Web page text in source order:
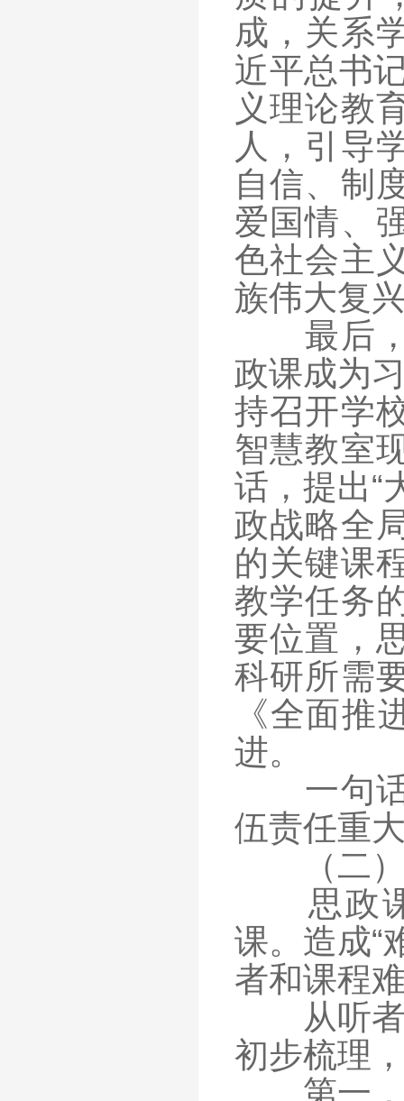
成，关系
近平总书
义理论教
人，引导
自信、制
爱国情、
色社会主
族伟大复
最后，
政课成为
持召开学
智慧教室
话，提出“
政战略全
的关键课
教学任务
要位置，
科研所需
《全面推
进。
一句话
伍责任重
（二
思政课
课。造成“
者和课程
从听者
初步梳理
第一，